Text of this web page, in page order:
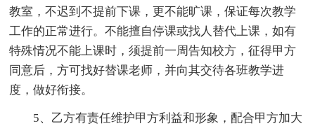
教室，不迟到不提前下课，更不能旷课，保证每次教学
工作的正常进行。不能擅自停课或找人替代上课，如有
特殊情况不能上课时，须提前一周告知校方，征得甲方
同意后，方可找好替课老师，并向其交待各班教学进
度，做好衔接。
5、乙方有责任维护甲方利益和形象，配合甲方加大